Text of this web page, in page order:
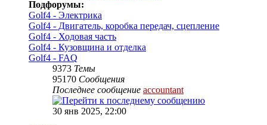
Подфорумы:
Golf4 - Электрика
Golf4 - Двигатель, коробка передач, сцепление
Golf4 - Ходовая часть
Golf4 - Кузовщина и отделка
Golf4 - FAQ
9373 Темы
95170 Сообщения
Последнее сообщение accountant
30 янв 2025, 22:00